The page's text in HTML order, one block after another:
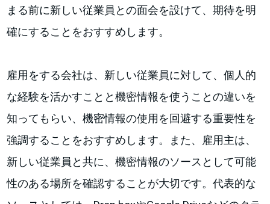
まる前に新しい従業員との面会を設けて、期待を明
確にすることをおすすめします。
雇用をする会社は、新しい従業員に対して、個人的
な経験を活かすことと機密情報を使うことの違いを
知ってもらい、機密情報の使用を回避する重要性を
強調することをおすすめします。また、雇用主は、
新しい従業員と共に、機密情報のソースとして可能
性のある場所を確認することが大切です。代表的な